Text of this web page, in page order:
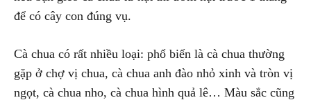
để có cây con đúng vụ.
Cà chua có rất nhiều loại: phổ biến là cà chua thường
gặp ở chợ vị chua, cà chua anh đào nhỏ xinh và tròn vị
ngọt, cà chua nho, cà chua hình quả lê… Màu sắc cũng